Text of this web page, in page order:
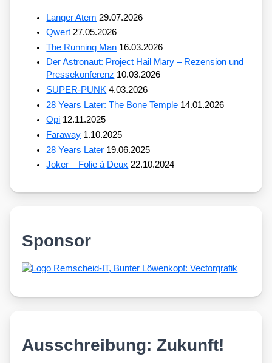
Langer Atem 29.07.2026
Qwert 27.05.2026
The Running Man 16.03.2026
Der Astronaut: Project Hail Mary – Rezension und
Pressekonferenz 10.03.2026
SUPER-PUNK 4.03.2026
28 Years Later: The Bone Temple 14.01.2026
Opi 12.11.2025
Faraway 1.10.2025
28 Years Later 19.06.2025
Joker – Folie à Deux 22.10.2024
Sponsor
Ausschreibung: Zukunft!